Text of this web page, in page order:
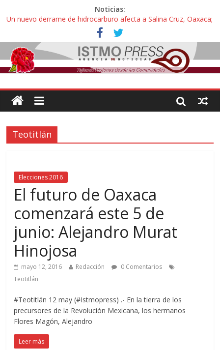
Noticias:
Un nuevo derrame de hidrocarburo afecta a Salina Cruz, Oaxaca;
ahora pescadores de Salinas del Marqués denuncian daños de
Pemex
Ángel, el joven autista expulsado por la Universidad Bienestar de
Ixtepec, Oaxaca vuelve a las aulas tras amparo
Familiares de periodista Alejandro Leyva se reúnen con titular de
intelectuales de su asesinato
Alertan pescadores de Juchitán, Oaxaca de nuevo despojo de su
Pescadores y comuneros ikoots detienen la extracción ilegal de
material pétreo de gravera Oyamel
Teotitlán
Elecciones 2016
El futuro de Oaxaca
comenzará este 5 de
junio: Alejandro Murat
Hinojosa
mayo 12, 2016 Redacción
0 Comentarios
Teotitlán
#Teotitlán 12 may (#Istmopress) .- En la tierra de los
precursores de la Revolución Mexicana, los hermanos
Flores Magón, Alejandro
Leer más